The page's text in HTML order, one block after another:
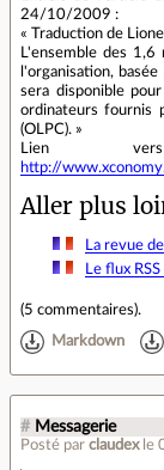
24/10/2009 :
« Traduction de
L'ensemble des
l'organisation,
sera disponible
ordinateurs fournis
(OLPC). »
Lien
http://
Aller plus
La revue
Le flux
(5 commentaires).
Markdown
# Messagerie
Posté par claudex le